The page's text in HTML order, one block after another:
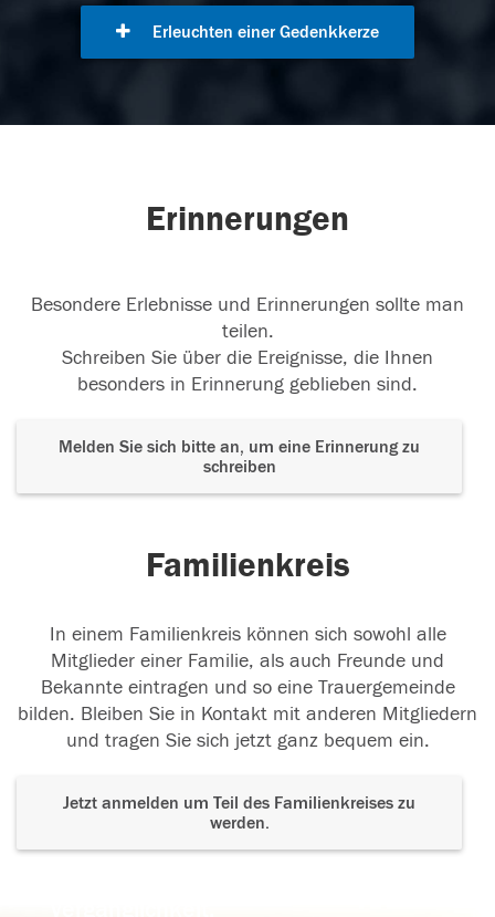
Erleuchten einer Gedenkkerze
Erinnerungen
Besondere Erlebnisse und Erinnerungen sollte man
teilen.
Schreiben Sie über die Ereignisse, die Ihnen
besonders in Erinnerung geblieben sind.
Melden Sie sich bitte an, um eine Erinnerung zu
schreiben
Familienkreis
In einem Familienkreis können sich sowohl alle
Mitglieder einer Familie, als auch Freunde und
Bekannte eintragen und so eine Trauergemeinde
bilden. Bleiben Sie in Kontakt mit anderen Mitgliedern
und tragen Sie sich jetzt ganz bequem ein.
Jetzt anmelden um Teil des Familienkreises zu
werden.